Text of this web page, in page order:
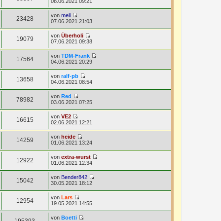
t
r
g
r
s
t
r
e
i
t
r
a
g
t
e
i
r
23428 von meli
N
e
s
t
e
r
i
r
a
g
07.06.2021 21:03
19079 von Überholi
N
u
e
s
t
r
i
t
r
g
07.06.2021 09:38
17564 von TDM-Frank
t
r
04.06.2021 20:29
13658 von ralf-pb
N
s
t
r
t
r
a
g
04.06.2021 08:54
78982 von Red
N
s
t
e
r
i
t
r
a
g
03.06.2021 07:25
16615 von VE2
N
u
e
s
t
e
r
e
i
r
a
g
02.06.2021 12:21
14259 von heide
N
e
s
t
e
r
i
t
r
a
01.06.2021 13:24
12922 von extra-wurst
t
01.06.2021 12:34
15042 von Bender842
t
30.05.2021 18:12
12954 von Lars
N
u
19.05.2021 14:55
von Boetti